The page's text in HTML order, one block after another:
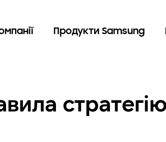
Продукти Samsung